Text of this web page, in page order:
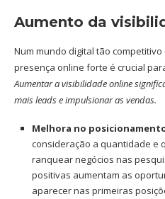
Aumento da
Num mundo digital tão
presença online forte é crucial
Aumentar a visibilidade online
mais leads e impulsionar as vendas.
Melhora no
consideração a quantidade e
ranquear negócios nas
positivas aumentam as
aparecer nas primeiras